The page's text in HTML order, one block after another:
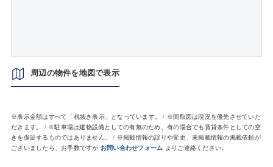
周辺の物件を地図で表示
※表示金額はすべて「税抜き表示」となっています。 / ※間取図は現況を優先させていた
だきます。 / ※駐車場は建物設備としての有無のため、有の場合でも賃貸条件としての空
きを保証するものではありません。 / ※掲載情報の誤りや変更、未掲載情報の掲載依頼が
ございましたら、お手数ですが お問い合わせフォーム よりご連絡ください。